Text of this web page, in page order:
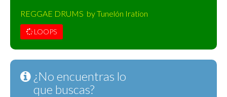
REGGAE DRUMS by Tunelón Iration
LOOPS
¿No encuentras lo
que buscas?